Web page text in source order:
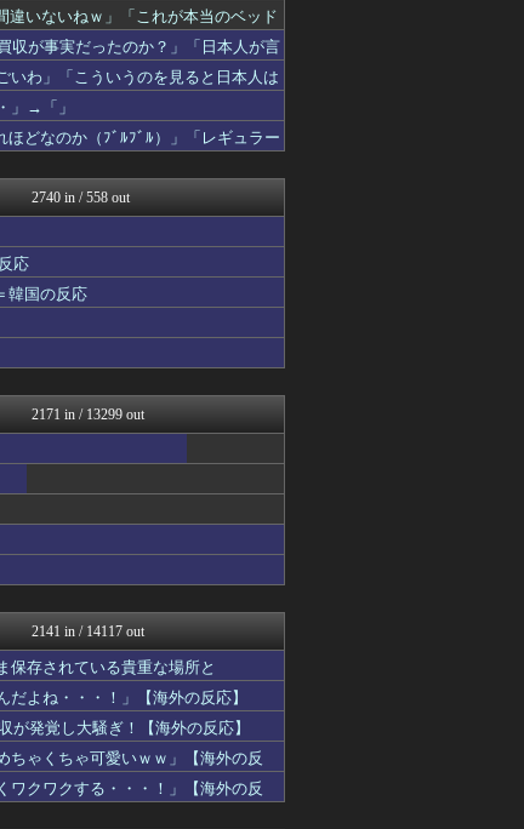
海外さんいらっしゃい 海外...
JDM速報 海外の反応
かんにゅー -韓国の反応-
ワールドサッカーファン 海...
ハウメニージャパン！
韓国ニュース反応まとめ
ボールパーク速報 海外の反...
韓国ニュース反応まとめ
ガラパゴスジャパン - 海...
ポーランドボール 翻訳
マニア・オブ・フットボール...
海外の反応 お隣速報
コリアル
海外の万国反応記＠海外の反...
海外さんいらっしゃい 海外...
ニチカン！
わーすぽ 海外の反応
ボールパーク速報 海外の反...
ガラパゴスジャパン - 海...
Ask Reddit まと...
海外の反応スポーツ
NO FOOTY NO L...
海外トークログ
海外さんいらっしゃい 海外...
コリアル
いないねｗ」「これが本当のベッド
収が事実だったのか？」「日本人が言
わ」「こういうのを見ると日本人は
」→「」
どなのか（ﾌﾞﾙﾌﾞﾙ）」「レギュラー
2740 in / 558 out
応
韓国の反応
2171 in / 13299 out
2141 in / 14117 out
存されている貴重な場所と
よね・・・！」【海外の反応】
発覚し大騒ぎ！【海外の反応】
ゃくちゃ可愛いｗｗ」【海外の反
クワクする・・・！」【海外の反